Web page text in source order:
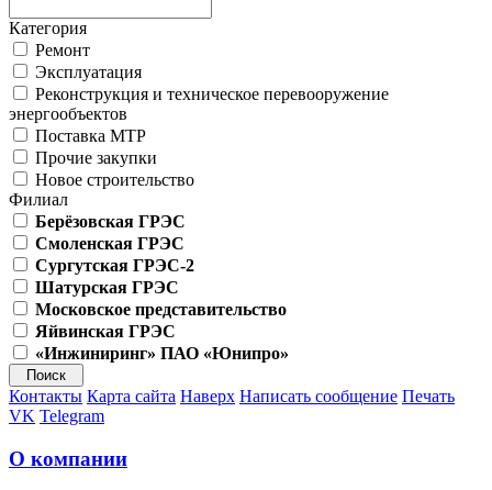
Категория
Ремонт
Эксплуатация
Реконструкция и техническое перевооружение
энергообъектов
Поставка МТР
Прочие закупки
Новое строительство
Филиал
Берёзовская ГРЭС
Смоленская ГРЭС
Сургутская ГРЭС-2
Шатурская ГРЭС
Московское представительство
Яйвинская ГРЭС
«Инжиниринг» ПАО «Юнипро»
Контакты Карта сайта Наверх Написать сообщение Печать
VK Telegram
О компании